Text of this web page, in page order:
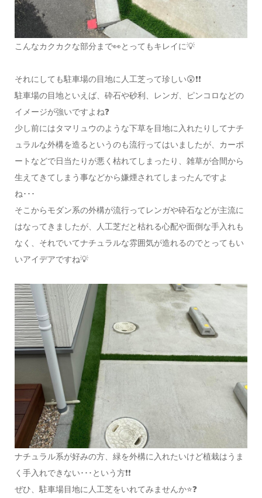
こんなカクカクな部分まで👀とってもキレイに💡
それにしても駐車場の目地に人工芝って珍しい😲❗❗
駐車場の目地といえば、砕石や砂利、レンガ、ピンコロなどの
イメージが強いですよね❓
少し前にはタマリュウのような下草を目地に入れたりしてナチ
ュラルな外構を造るというのも流行ってはいましたが、カーポ
ートなどで日当たりが悪く枯れてしまったり、雑草が合間から
生えてきてしまう事などから嫌煙されてしまったんですよ
ね･･･
そこからモダン系の外構が流行ってレンガや砕石などが主流に
はなってきましたが、人工芝だと枯れる心配や面倒な手入れも
なく、それでいてナチュラルな雰囲気が造れるのでとってもい
いアイデアですね💡
ナチュラル系が好みの方、緑を外構に入れたいけど植栽はうま
く手入れできない･･･という方❗❗
ぜひ、駐車場目地に人工芝をいれてみませんか⭐❓